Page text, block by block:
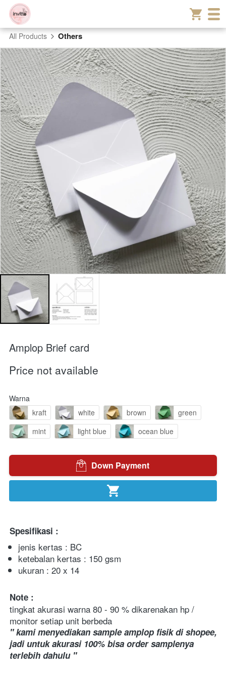
All Products Others
Amplop Brief card
Price not available
Warna
kraft
white brown
green
mint
light blue ocean blue
` Down Payment
`
Spesifikasi :
jenis kertas : BC
ketebalan kertas : 150 gsm
ukuran : 20 x 14
Note :
tingkat akurasi warna 80 - 90 % dikarenakan hp /
monitor setiap unit berbeda
" kami menyediakan sample amplop fisik di shopee,
jadi untuk akurasi 100% bisa order samplenya
terlebih dahulu "